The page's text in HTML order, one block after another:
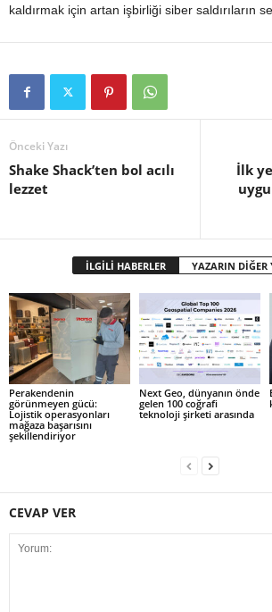
kaldırmak için artan işbirliği siber saldırıların
Önceki Yazı
Shake Shack’ten bol acılı
lezzet
İlk
İLGİLİ HABERLER YAZARIN DİĞER
Perakendenin
görünmeyen gücü:
Lojistik operasyonları
mağaza başarısını
şekillendiriyor
Next Geo, dünyanın önde
gelen 100 coğrafi
teknoloji şirketi arasında
CEVAP VER